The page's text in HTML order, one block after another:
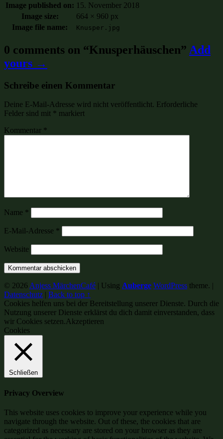
Image published on: 15. November 2018
Image size:
664 × 960 px
Image file name:
Knusper.jpg
0 comments on “Knusperhäuschen” Add
yours →
Schreibe einen Kommentar
Deine E-Mail-Adresse wird nicht veröffentlicht. Erforderliche
Felder sind mit * markiert
Kommentar *
Name *
E-Mail-Adresse *
Website
© 2026 Anjess MärchenCafé | Using Auberge WordPress theme. |
Datenschutz | Back to top ↑
Cookies helfen uns bei der Bereitstellung unserer Dienste. Durch die
Nutzung unserer Dienste erklärst du dich damit einverstanden, dass
wir Cookies setzen.Akzeptieren
Cookies
Schließen
Privacy Overview
This website uses cookies to improve your experience while you
navigate through the website. Out of these, the cookies that are
categorized as necessary are stored on your browser as they are